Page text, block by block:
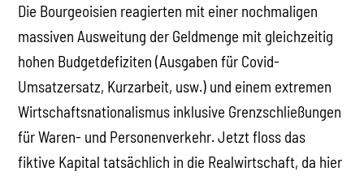
Die Bourgeoisien reagierten mit einer nochmaligen
massiven Ausweitung der Geldmenge mit gleichzeitig
hohen Budgetdefiziten (Ausgaben für Covid-
Umsatzersatz, Kurzarbeit, usw.) und einem extremen
Wirtschaftsnationalismus inklusive Grenzschließungen
für Waren- und Personenverkehr. Jetzt floss das
fiktive Kapital tatsächlich in die Realwirtschaft, da hier